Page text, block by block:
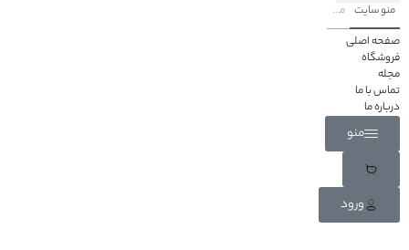
منو سایت
محصولات
صفحه اصلی
فروشگاه
مجله
تماس با ما
درباره ما
منو
ورود